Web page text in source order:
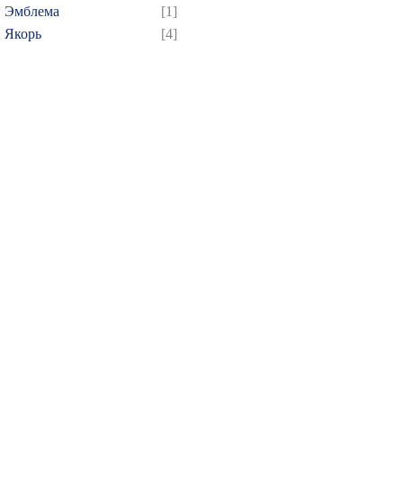
Эмблема
[1]
Якорь
[4]